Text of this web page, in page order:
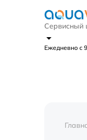
Сервисный
Ежедневно с